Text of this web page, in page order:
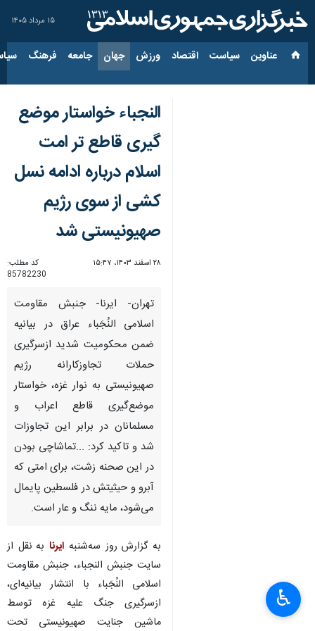
۱۵ مرداد ۱۴۰۵
عناوین‌ سیاست اقتصاد ورزش جهان جامعه فرهنگ
النجباء خواستار موضع
گیری قاطع تر امت
اسلام درباره ادامه نسل
کشی از سوی رژیم
صهیونیستی شد
۲۸ اسفند ۱۴۰۳، ۱۵:۴۷
کد مطلب:
85782230
تهران- ایرنا- جنبش مقاومت
اسلامی النُجَباء عراق در بیانیه
ضمن محکومیت شدید ازسرگیری
حملات تجاوزکارانه رژیم
صهیونیستی به نوار غزه، خواستار
موضع‌گیری قاطع اعراب و
مسلمانان در برابر این تجاوزات
شد و تاکید کرد: ...تماشاچی بودن
در این صحنه زشت، برای امتی که
آبرو و حیثیتش در فلسطین پایمال
می‌شود، مایه ننگ و عار است.
به گزارش روز سه‌شنبه ایرنابه نقل از
سایت جنبش النجباء، جنبش مقاومت
اسلامی النُجَباء با انتشار بیانیه‌ای،
ازسرگیری جنگ علیه غزه توسط
ماشین جنایت صهیونیستی تحت
♿︎